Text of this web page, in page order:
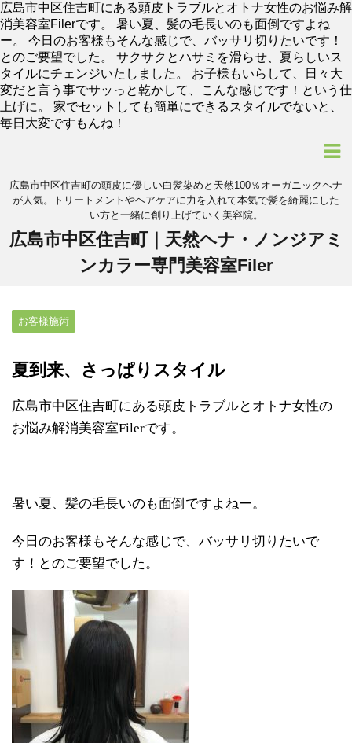
広島市中区住吉町にある頭皮トラブルとオトナ女性のお悩み解
消美容室Filerです。 暑い夏、髪の毛長いのも面倒ですよね
ー。 今日のお客様もそんな感じで、バッサリ切りたいです！
とのご要望でした。 サクサクとハサミを滑らせ、夏らしいス
タイルにチェンジいたしました。 お子様もいらして、日々大
変だと言う事でサッっと乾かして、こんな感じです！という仕
上げに。 家でセットしても簡単にできるスタイルでないと、
毎日大変ですもんね！
広島市中区住吉町の頭皮に優しい白髪染めと天然100％オーガニックヘナ
が人気。トリートメントやヘアケアに力を入れて本気で髪を綺麗にした
い方と一緒に創り上げていく美容院。
広島市中区住吉町｜天然ヘナ・ノンジアミ
ンカラー専門美容室Filer
お客様施術
夏到来、さっぱりスタイル
広島市中区住吉町にある頭皮トラブルとオトナ女性の
お悩み解消美容室Filerです。
暑い夏、髪の毛長いのも面倒ですよねー。
今日のお客様もそんな感じで、バッサリ切りたいで
す！とのご要望でした。